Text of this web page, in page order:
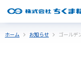
ホーム お知らせ ゴールデ